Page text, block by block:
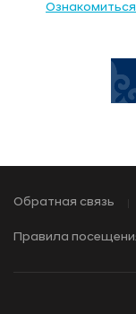
Обратная связь
Правила